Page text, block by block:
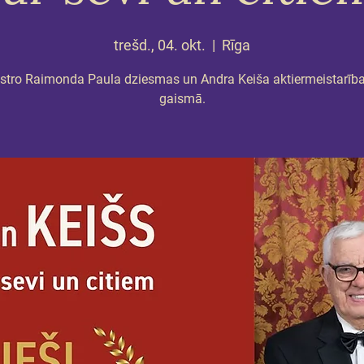
trešd., 04. okt.
  |
Rīga
Raimonda Paula dziesmas un Andra Keiša
gaismā.